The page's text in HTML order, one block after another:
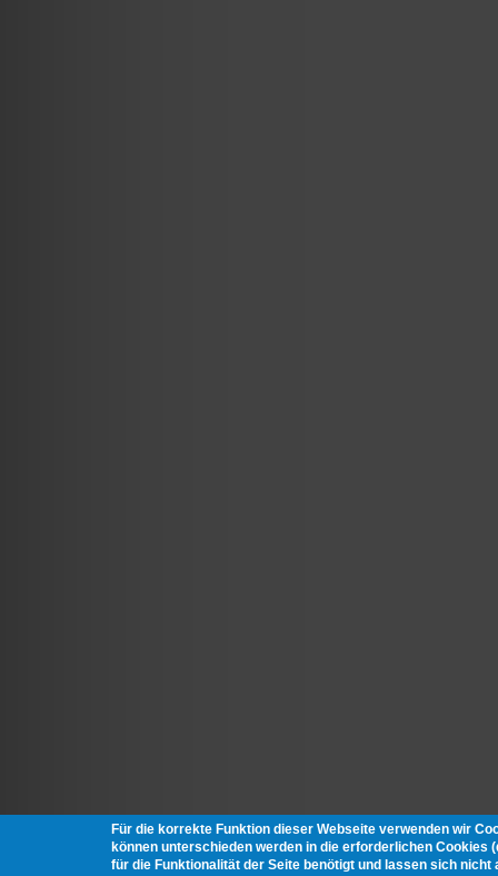
Für die korrekte Funktion dieser Webseite verwenden wir
können unterschieden werden in die erforderlichen Cookies
für die Funktionalität der Seite benötigt und lassen sich nicht